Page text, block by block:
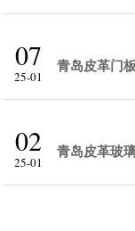
07
25-01
青岛皮革门
02
25-01
青岛皮革玻